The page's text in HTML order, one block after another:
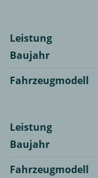
Leistung
Baujahr
Fahrzeugmodell
Leistung
Baujahr
Fahrzeugmodell